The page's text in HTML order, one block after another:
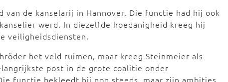
de kanselarij in Hannover. Die functie had hij ook
werd. In diezelfde hoedanigheid kreeg hij
veiligheidsdiensten.
het veld ruimen, maar kreeg Steinmeier als
post in de grote coalitie onder
functie bekleedt hij nog steeds, maar zijn ambities